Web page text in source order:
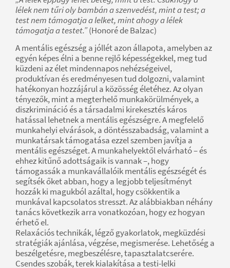
lélek nem tűri oly bambán a szenvedést, mint a test; a
test nem támogatja a lelket, mint ahogy a lélek
támogatja a testet.”(Honoré de Balzac)
A mentális egészség a jóllét azon állapota, amelyben az
egyén képes élni a benne rejlő képességekkel, meg tud
küzdeni az élet mindennapos nehézségeivel,
produktívan és eredményesen tud dolgozni, valamint
hatékonyan hozzájárul a közösség életéhez. Az olyan
tényezők, mint a megterhelő munkakörülmények, a
diszkrimináció és a társadalmi kirekesztés káros
hatással lehetnek a mentális egészségre. A megfelelő
munkahelyi elvárások, a döntésszabadság, valamint a
munkatársak támogatása ezzel szemben javítja a
mentális egészséget. A munkahelyektől elvárható – és
ehhez kitűnő adottságaik is vannak –, hogy
támogassák a munkavállalóik mentális egészségét és
segítsék őket abban, hogy a legjobb teljesítményt
hozzák ki magukból azáltal, hogy csökkentik a
munkával kapcsolatos stresszt. Az alábbiakban néhány
tanács következik arra vonatkozóan, hogy ez hogyan
érhető el.
Relaxációs technikák, légző gyakorlatok, megküzdési
stratégiák ajánlása, végzése, megismerése. Lehetőség a
beszélgetésre, megbeszélésre, tapasztalatcserére.
Csendes szobák, terek kialakítása a testi-lelki